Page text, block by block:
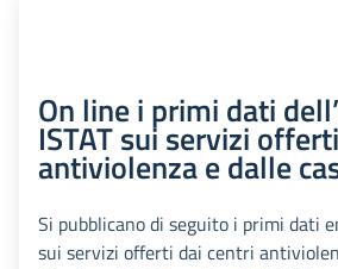
On line i primi dati
ISTAT sui servizi
antiviolenza e dalle
Si pubblicano di seguito i primi dati
sui servizi offerti dai centri